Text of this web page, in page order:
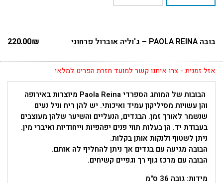
בובה PAOLA REINA – ג'וליה אוברול פרחוני 220.00₪
אזל זמנית - צרו איתנו קשר למועד חזרת הפריט למלאי
Paola Reina מיוצרות באירופה
והן עשויות מסיליקון עמיד ואיכותי. יש להן ריח וניל נעים
שנשמר לאורך זמן. הבגדים, הנעליים והשיער שלהן מעוצבים
בעבודת יד. הן בעלות תווי פנים יפהפיות וייחודיות ואיברי מין.
ניתן לשטוף ולנקות אותן בקלות.
הבובה מגיעה עם בגדים אך ניתן להחליף לה אותם.
הבובה עם מרכז גוף רך וגפיים קשיחים.
מידות: גובה 36 ס"מ